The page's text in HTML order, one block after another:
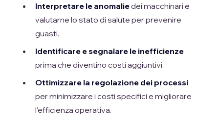
Interpretare le anomaliedei macchinari e
valutarne lo stato di salute per prevenire
guasti.
Identificare e segnalare le inefficienze
prima che diventino costi aggiuntivi.
Ottimizzare la regolazione dei processi
per minimizzare i costi specifici e migliorare
l'efficienza operativa.